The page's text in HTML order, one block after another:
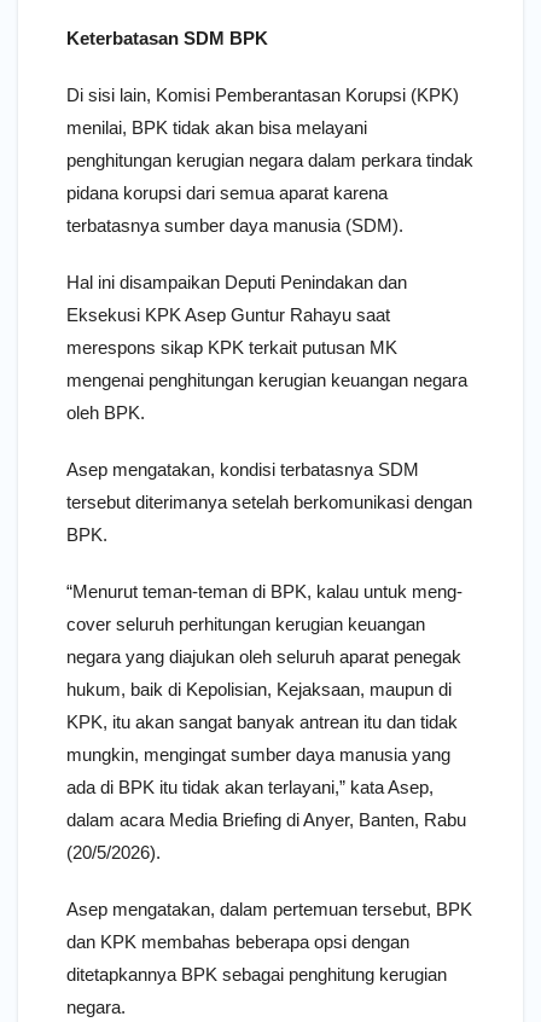
Keterbatasan SDM BPK
Di sisi lain, Komisi Pemberantasan Korupsi (KPK)
menilai, BPK tidak akan bisa melayani
penghitungan kerugian negara dalam perkara tindak
pidana korupsi dari semua aparat karena
terbatasnya sumber daya manusia (SDM).
Hal ini disampaikan Deputi Penindakan dan
Eksekusi KPK Asep Guntur Rahayu saat
merespons sikap KPK terkait putusan MK
mengenai penghitungan kerugian keuangan negara
oleh BPK.
Asep mengatakan, kondisi terbatasnya SDM
tersebut diterimanya setelah berkomunikasi dengan
BPK.
“Menurut teman-teman di BPK, kalau untuk meng-
cover seluruh perhitungan kerugian keuangan
negara yang diajukan oleh seluruh aparat penegak
hukum, baik di Kepolisian, Kejaksaan, maupun di
KPK, itu akan sangat banyak antrean itu dan tidak
mungkin, mengingat sumber daya manusia yang
ada di BPK itu tidak akan terlayani,” kata Asep,
dalam acara Media Briefing di Anyer, Banten, Rabu
(20/5/2026).
Asep mengatakan, dalam pertemuan tersebut, BPK
dan KPK membahas beberapa opsi dengan
ditetapkannya BPK sebagai penghitung kerugian
negara.